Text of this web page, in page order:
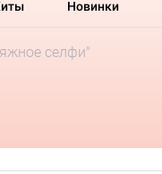
Новинки
селфи"